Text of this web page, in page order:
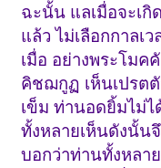
ฉะนั้น แลเมื่อจะเ
แล้ว ไม่เลือกกาลเ
เมื่อ อย่างพระโมค
คิชฌกูฏ เห็นเปรต
เข็ม ท่านอดยิ้มไม่
ทั้งหลายเห็นดังนั้น
บอกว่าท่านทั้งหลา